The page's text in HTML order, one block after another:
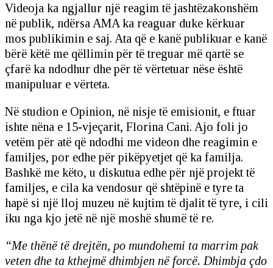
Videoja ka ngjallur një reagim të jashtëzakonshëm
në publik, ndërsa AMA ka reaguar duke kërkuar
mos publikimin e saj. Ata që e kanë publikuar e kanë
bërë këtë me qëllimin për të treguar më qartë se
çfarë ka ndodhur dhe për të vërtetuar nëse është
manipuluar e vërteta.
Në studion e Opinion, në nisje të emisionit, e ftuar
ishte nëna e 15-vjeçarit, Florina Cani. Ajo foli jo
vetëm për atë që ndodhi me videon dhe reagimin e
familjes, por edhe për pikëpyetjet që ka familja.
Bashkë me këto, u diskutua edhe për një projekt të
familjes, e cila ka vendosur që shtëpinë e tyre ta
hapë si një lloj muzeu në kujtim të djalit të tyre, i cili
iku nga kjo jetë në një moshë shumë të re.
“Me thënë të drejtën, po mundohemi ta marrim pak
veten dhe ta kthejmë dhimbjen në forcë. Dhimbja çdo